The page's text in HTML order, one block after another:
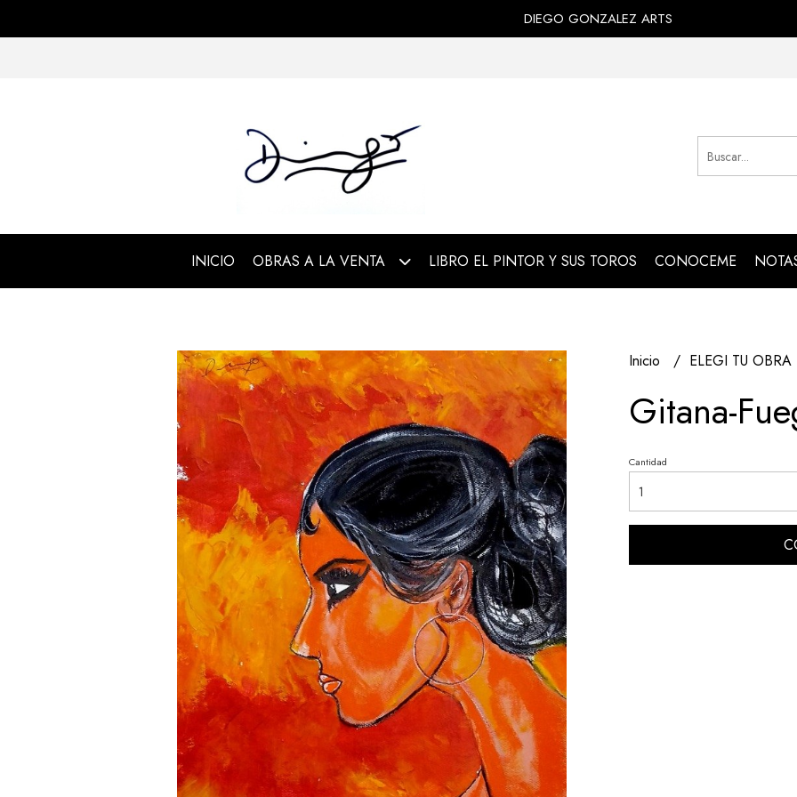
DIEGO GONZALEZ ARTS
INICIO OBRAS A LA VENTA LIBRO EL PINTOR Y SUS TOROS CONOCEME
Inicio ELEGI TU OBRA
Gitana-
Cantidad